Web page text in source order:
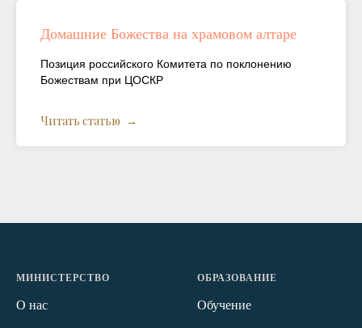
Домашние Божества на храмовом алтаре
Позиция российского Комитета по поклонению
Божествам при ЦОСКР
Читать статью
МИНИСТЕРСТВО
О нас
ОБРАЗОВАНИЕ
Обучение